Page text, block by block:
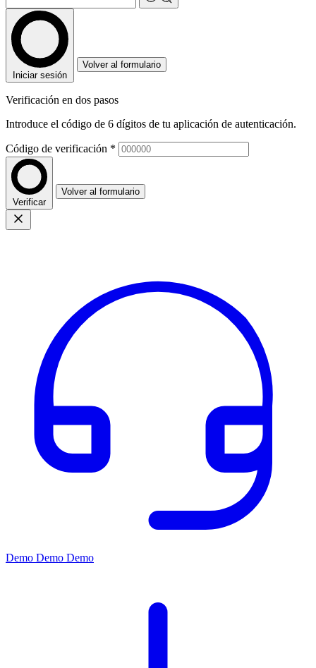
Iniciar sesión
Volver al formulario
Verificación en dos pasos
Introduce el código de 6 dígitos de tu aplicación de autenticación.
Código de verificación *
Verificar
Volver al formulario
Demo Demo Demo